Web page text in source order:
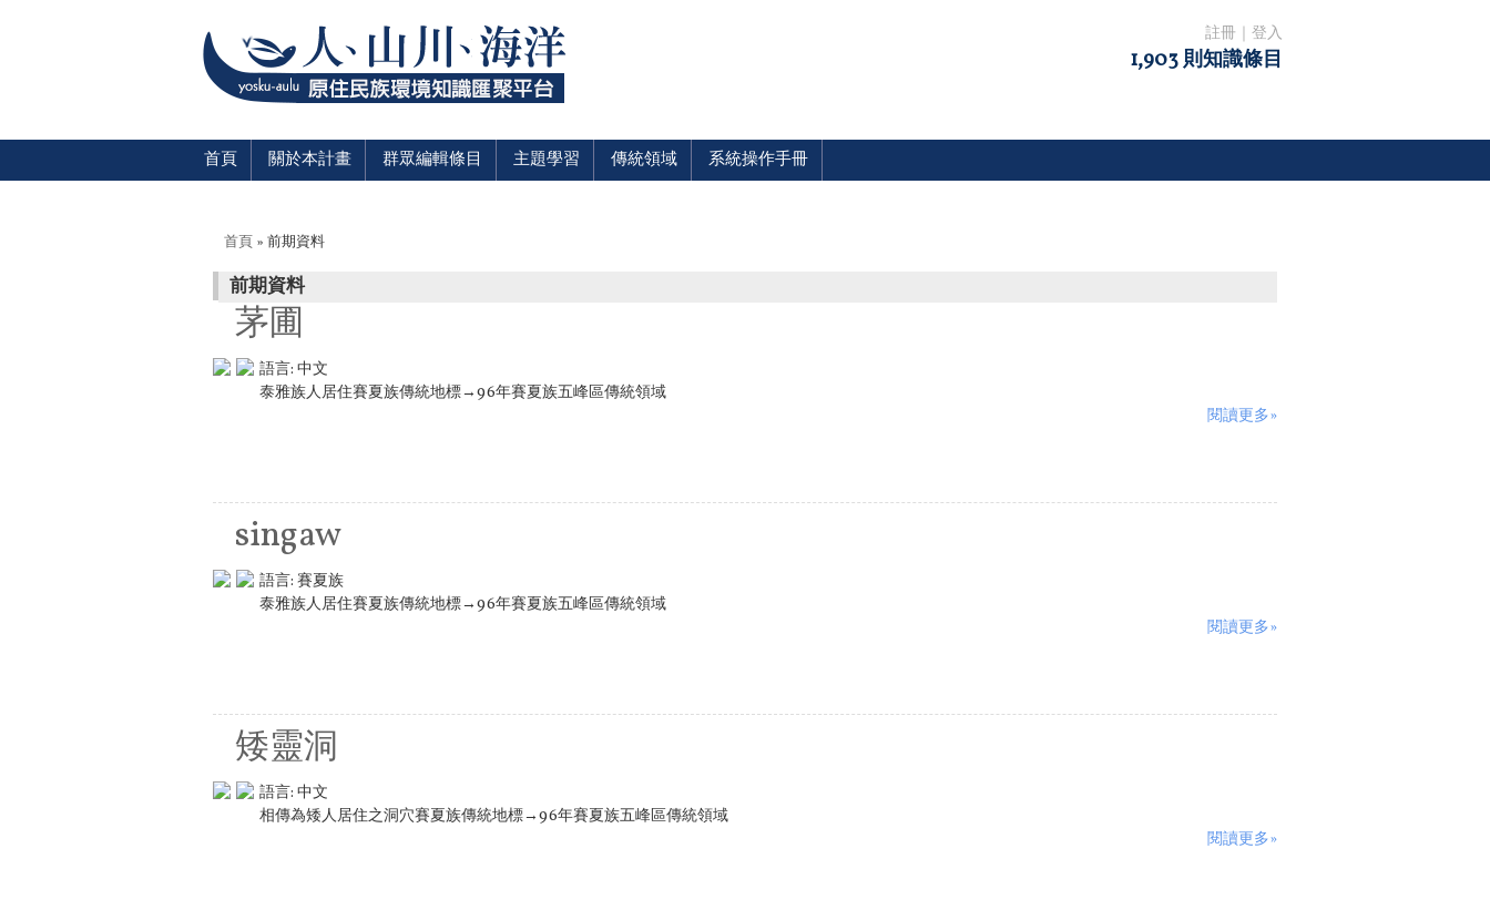
註冊 登入
1,903 則知識條目
首頁 關於本計畫 群眾編輯條目 主題學習 傳統領域 系統操作手冊
您在這裡
首頁 » 前期資料
前期資料
茅圃
語言: 中文
泰雅族人居住賽夏族傳統地標→96年賽夏族五峰區傳統領域
閱讀更多»
singaw
語言: 賽夏族
泰雅族人居住賽夏族傳統地標→96年賽夏族五峰區傳統領域
閱讀更多»
矮靈洞
語言: 中文
相傳為矮人居住之洞穴賽夏族傳統地標→96年賽夏族五峰區傳統領域
閱讀更多»